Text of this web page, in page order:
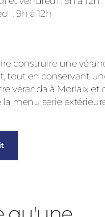
: 9h à 12h
construire une
tout en conservant
véranda à Morlaix
la menuiserie